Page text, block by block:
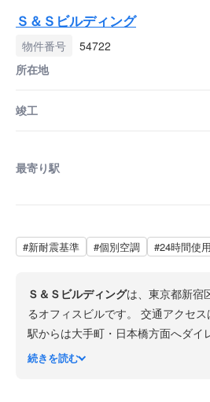
Ｓ＆Ｓビルディング
物件番号
54722
所在地
竣工
最寄り駅
#新耐震基準 #個別空調 #24時間使用
Ｓ＆Ｓビルディングは、東京都新宿
るオフィスビル
駅からは大手町・日本橋方面へダイレクトにアクセスでき、
1994年3月竣工、築32年の物件で
続きを読む